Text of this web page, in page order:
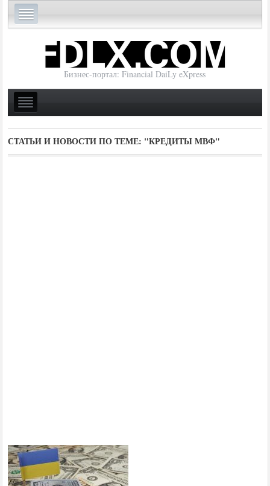
Бизнес-портал: Financial DaiLy eXpress
СТАТЬИ И НОВОСТИ ПО ТЕМЕ: "КРЕДИТЫ МВФ"